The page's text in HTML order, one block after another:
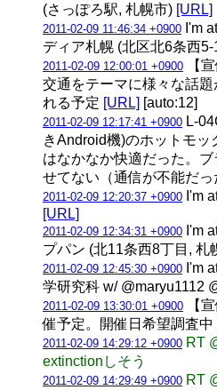
(さっぽろ駅, 札幌市) [URL]
2011-02-09 11:46:34 +0900 I'm
ディア札幌 (北区北6条西
2011-02-09 12:00:01 +0900 【
交通をテーマに様々な話
れる予定 [URL] [auto:12]
2011-02-09 12:17:41 +0900 L-
きAndroid機)のホットモッ
はなかなか快適だった。
せてない（通信が不能だ
2011-02-09 12:20:37 +0900 I'm
[URL]
2011-02-09 12:34:31 +0900 I'm
プパン (北11条西8丁目, 札
2011-02-09 12:45:30 +0900 I'm
学研究科 w/ @maryu1112
2011-02-09 13:30:01 +0900 【
催予定。開催日希望調査中
2011-02-09 14:29:12 +0900 RT
extinctionしそう
2011-02-09 14:29:49 +0900 RT